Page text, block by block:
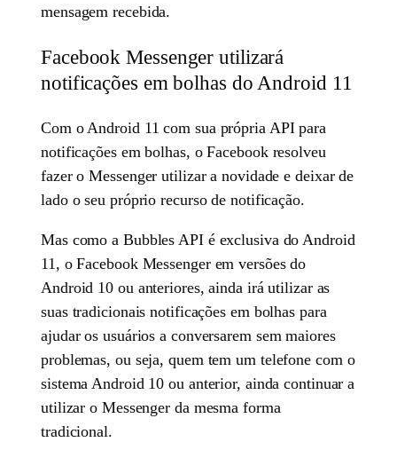
mensagem recebida.
Facebook Messenger utilizará
notificações em bolhas do Android 11
Com o Android 11 com sua própria API para
notificações em bolhas, o Facebook resolveu
fazer o Messenger utilizar a novidade e deixar de
lado o seu próprio recurso de notificação.
Mas como a Bubbles API é exclusiva do Android
11, o Facebook Messenger em versões do
Android 10 ou anteriores, ainda irá utilizar as
suas tradicionais notificações em bolhas para
ajudar os usuários a conversarem sem maiores
problemas, ou seja, quem tem um telefone com o
sistema Android 10 ou anterior, ainda continuar a
utilizar o Messenger da mesma forma
tradicional.